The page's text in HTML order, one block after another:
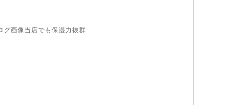
当店でも保湿力抜群